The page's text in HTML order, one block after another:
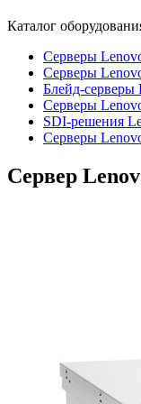
Каталог
Серверы
Серверы
Блейд-серверы
Cерверы
SDI-решения
Серверы
Сервер